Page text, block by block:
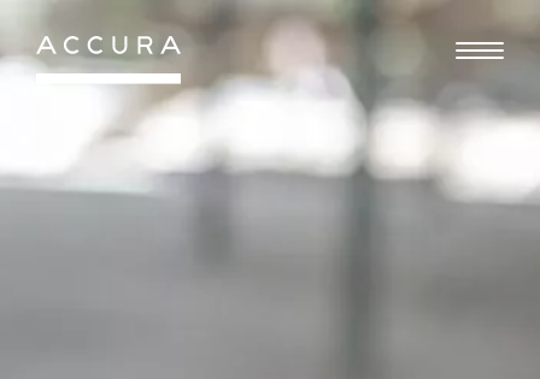
Gå
til
indhold